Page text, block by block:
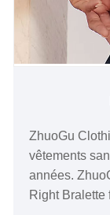
ZhuoGu
vêtements
années.
Right Bralette